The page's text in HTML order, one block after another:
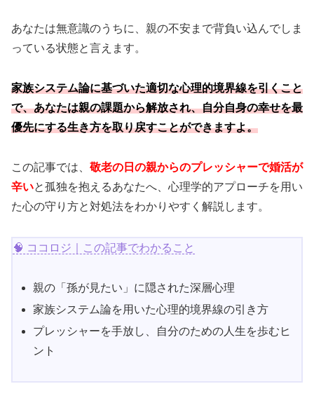
あなたは無意識のうちに、親の不安まで背負い込んでしま
っている状態と言えます。
家族システム論に基づいた適切な心理的境界線を引くこと
で、あなたは親の課題から解放され、自分自身の幸せを最
優先にする生き方を取り戻すことができますよ。
この記事では、 敬老の日の親からのプレッシャーで婚活が
辛いと孤独を抱えるあなたへ、心理学的アプローチを用い
た心の守り方と対処法をわかりやすく解説します。
🧠 ココロジ｜この記事でわかること
親の「孫が見たい」に隠された深層心理
家族システム論を用いた心理的境界線の引き方
プレッシャーを手放し、自分のための人生を歩むヒ
ント